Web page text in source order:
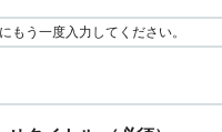
もう一度入力してください。